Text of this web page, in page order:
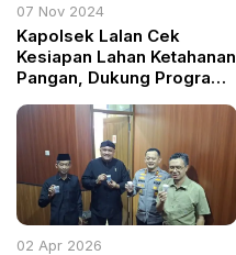
07 Nov 2024
Kapolsek Lalan Cek
Kesiapan Lahan Ketahanan
Pangan, Dukung Program
Subianto
02 Apr 2026